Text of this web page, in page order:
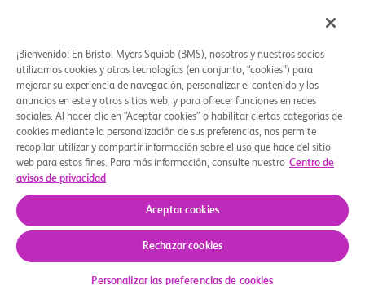
Verifique su elegibilidad
Descripción general
El propósito de este estudio es evaluar la absorción de
apixabán (BMS-562247) en el torrente sanguíneo de
Quiénes somos Aviso legal Política de privacidad
© 2026 Bristol-Myers Squibb Company
¡Bienvenido! En Bristol Myers Squibb (BMS), nosotros y nuestros socios
utilizamos cookies y otras tecnologías (en conjunto, “cookies”) para
mejorar su experiencia de navegación, personalizar el contenido y los
anuncios en este y otros sitios web, y para ofrecer funciones en redes
sociales. Al hacer clic en “Aceptar cookies” o habilitar ciertas categorías de
cookies mediante la personalización de sus preferencias, nos permite
recopilar, utilizar y compartir información sobre el uso que hace del sitio
web para estos fines. Para más información, consulte nuestro Centro de
avisos de privacidad
Aceptar cookies
Rechazar cookies
Personalizar las preferencias de cookies